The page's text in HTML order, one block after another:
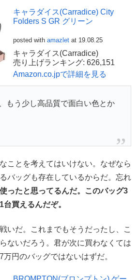
キャラダイス(Carradice) City
Folders S GR グリーン
posted with amazlet at 19.08.25
キャラダイス(Carradice)
売り上げランキング: 626,151
Amazon.co.jpで詳細を見る
もう少し高品質で面白い色とか
ことを考えてはいけない。なぜなら
バッグも存在しているからだ。忘れ
ったと思ってるんだ。このバッグ3
買えるんだぞ。
いだ。これまでもそうだったし、こ
ないだろう。君が次に買わなくては
円のバッグではないはずだ。